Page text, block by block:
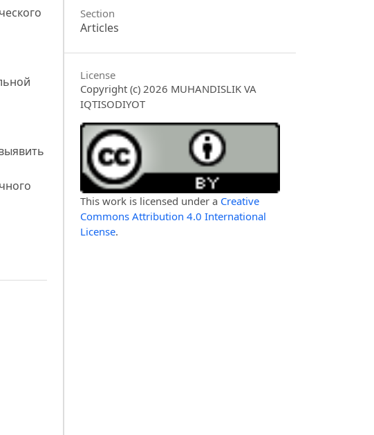
Section
Articles
License
Copyright (c) 2026 MUHANDISLIK VA
IQTISODIYOT
This work is licensed under a Creative
Commons Attribution 4.0 International
License.